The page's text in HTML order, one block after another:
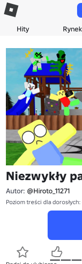
Hity Rynek
Niezwykły
Autor: @Hiroto_11271
Poziom treści dla dorosłych: